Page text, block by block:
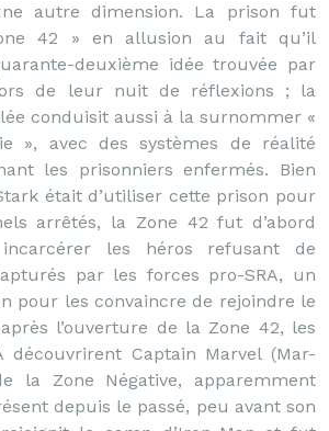
autre dimension. La prison fut
42 » en allusion au fait qu’il
deuxième idée trouvée par
de leur nuit de réflexions ; la
conduisit aussi à la surnommer «
», avec des systèmes de réalité
les prisonniers enfermés. Bien
était d’utiliser cette prison pour
arrêtés, la Zone 42 fut d’abord
les héros refusant de
par les forces pro-SRA, un
pour les convaincre de rejoindre le
l’ouverture de la Zone 42, les
découvrirent Captain Marvel (Mar-
la Zone Négative, apparemment
depuis le passé, peu avant son